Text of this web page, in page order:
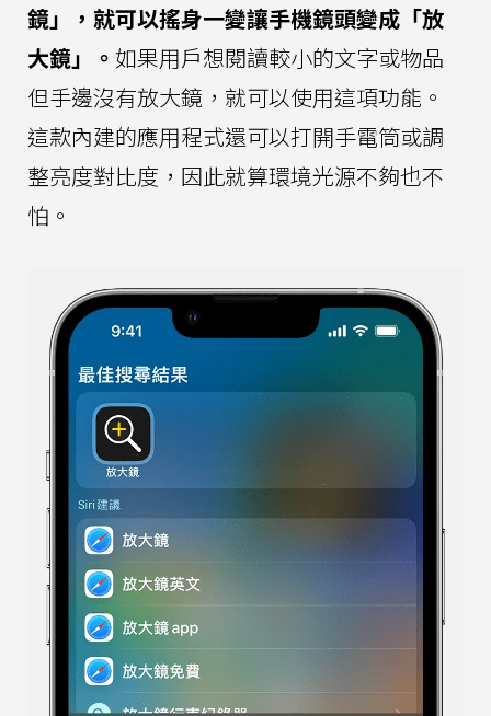
鏡」，就可以搖身一變讓手機鏡頭變成「放
大鏡」。 如果用戶想閱讀較小的文字或物品
但手邊沒有放大鏡，就可以使用這項功能。
這款內建的應用程式還可以打開手電筒或調
整亮度對比度，因此就算環境光源不夠也不
怕。